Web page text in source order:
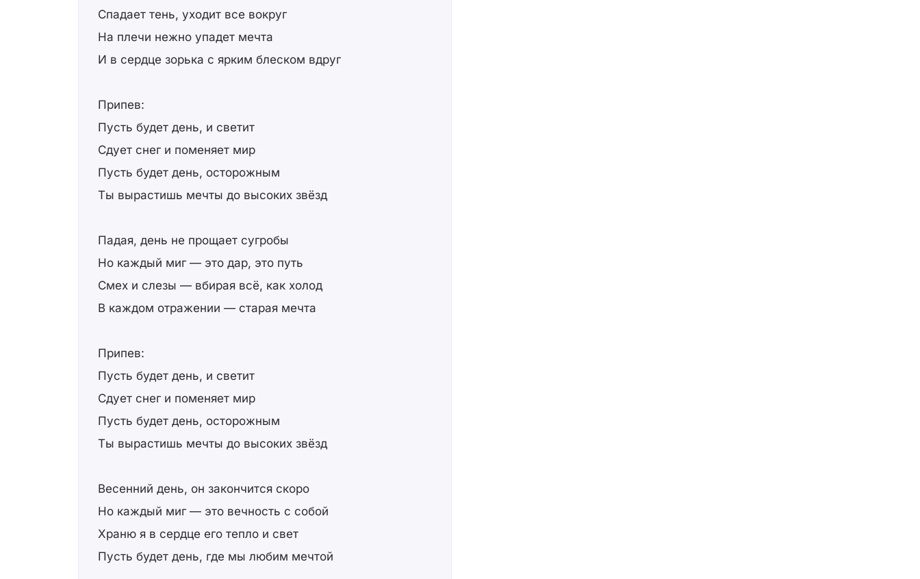
Спадает тень, уходит все вокруг
На плечи нежно упадет мечта
И в сердце зорька с ярким блеском вдруг
Припев:
Пусть будет день, и светит
Сдует снег и поменяет мир
Пусть будет день, осторожным
Ты вырастишь мечты до высоких звёзд
Падая, день не прощает сугробы
Но каждый миг — это дар, это путь
Смех и слезы — вбирая всё, как холод
В каждом отражении — старая мечта
Припев:
Пусть будет день, и светит
Сдует снег и поменяет мир
Пусть будет день, осторожным
Ты вырастишь мечты до высоких звёзд
Весенний день, он закончится скоро
Но каждый миг — это вечность с собой
Храню я в сердце его тепло и свет
Пусть будет день, где мы любим мечтой